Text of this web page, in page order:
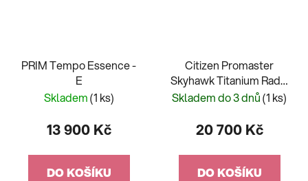
PRIM Tempo Essence -
E
Skladem(1 ks)
13 900 Kč
DO KOŠÍKU
Citizen Promaster
Skyhawk Titanium Radio
Controlled JY8100-80L
Skladem do 3 dnů(1 ks)
20 700 Kč
DO KOŠÍKU